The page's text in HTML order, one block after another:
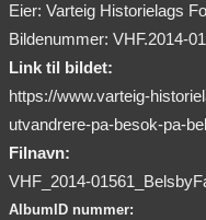
Eier: Varteig Historielags
Bildenummer: VHF.2014-
Link til bildet:
https://www.varteig-
utvandrere-pa-besok-pa-
Filnavn:
VHF_2014-
AlbumID nummer: